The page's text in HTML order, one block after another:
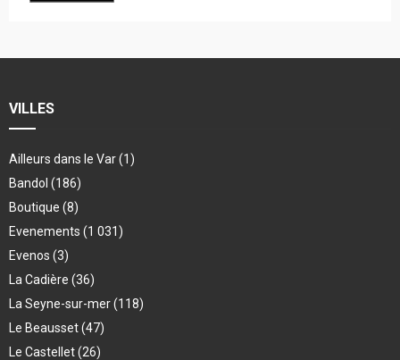
VILLES
Ailleurs dans le Var(1)
Bandol (186)
Boutique (8)
Evenements (1 031)
Evenos (3)
La Cadière (36)
La Seyne-sur-mer(118)
Le Beausset(47)
Le Castellet(26)